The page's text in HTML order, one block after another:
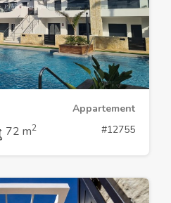
Appartement
72 m2 #12755